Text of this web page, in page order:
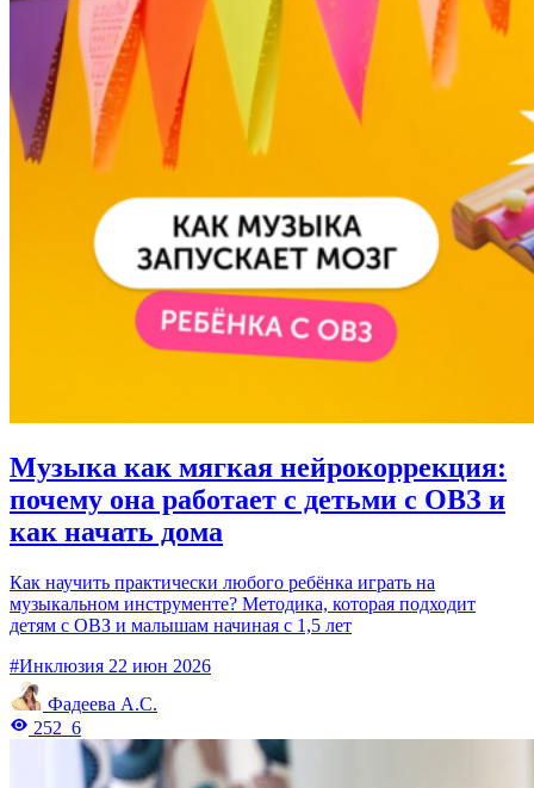
Музыка как мягкая нейрокоррекция:
почему она работает с детьми с ОВЗ и
как начать дома
Как научить практически любого ребёнка играть на
музыкальном инструменте? Методика, которая подходит
детям с ОВЗ и малышам начиная с 1,5 лет
#Инклюзия 22 июн 2026
Фадеева А.С.
252 6